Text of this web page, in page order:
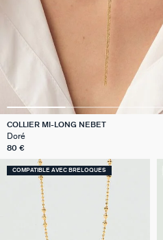
COLLIER MI-LONG NEBET
Doré
80 €
COMPATIBLE AVEC BRELOQUES